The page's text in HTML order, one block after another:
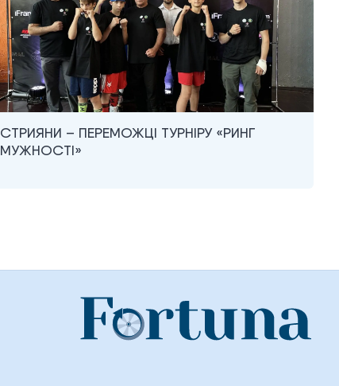
СТРИЯНИ – ПЕРЕМОЖЦІ ТУРНІРУ «РИНГ
МУЖНОСТІ»